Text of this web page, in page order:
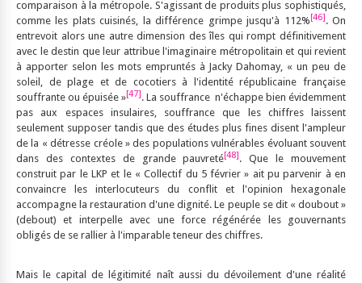
comparaison à la métropole. S'agissant de produits plus sophistiqués,
comme les plats cuisinés, la différence grimpe jusqu'à 112%[46]. On
entrevoit alors une autre dimension des îles qui rompt définitivement
avec le destin que leur attribue l'imaginaire métropolitain et qui revient
à apporter selon les mots empruntés à Jacky Dahomay, « un peu de
soleil, de plage et de cocotiers à l'identité républicaine française
souffrante ou épuisée »[47]. La souffrance n'échappe bien évidemment
pas aux espaces insulaires, souffrance que les chiffres laissent
seulement supposer tandis que des études plus fines disent l'ampleur
de la « détresse créole » des populations vulnérables évoluant souvent
dans des contextes de grande pauvreté[48]. Que le mouvement
construit par le LKP et le « Collectif du 5 février » ait pu parvenir à en
convaincre les interlocuteurs du conflit et l'opinion hexagonale
accompagne la restauration d'une dignité. Le peuple se dit « doubout »
(debout) et interpelle avec une force régénérée les gouvernants
obligés de se rallier à l'imparable teneur des chiffres.
Mais le capital de légitimité naît aussi du dévoilement d'une réalité